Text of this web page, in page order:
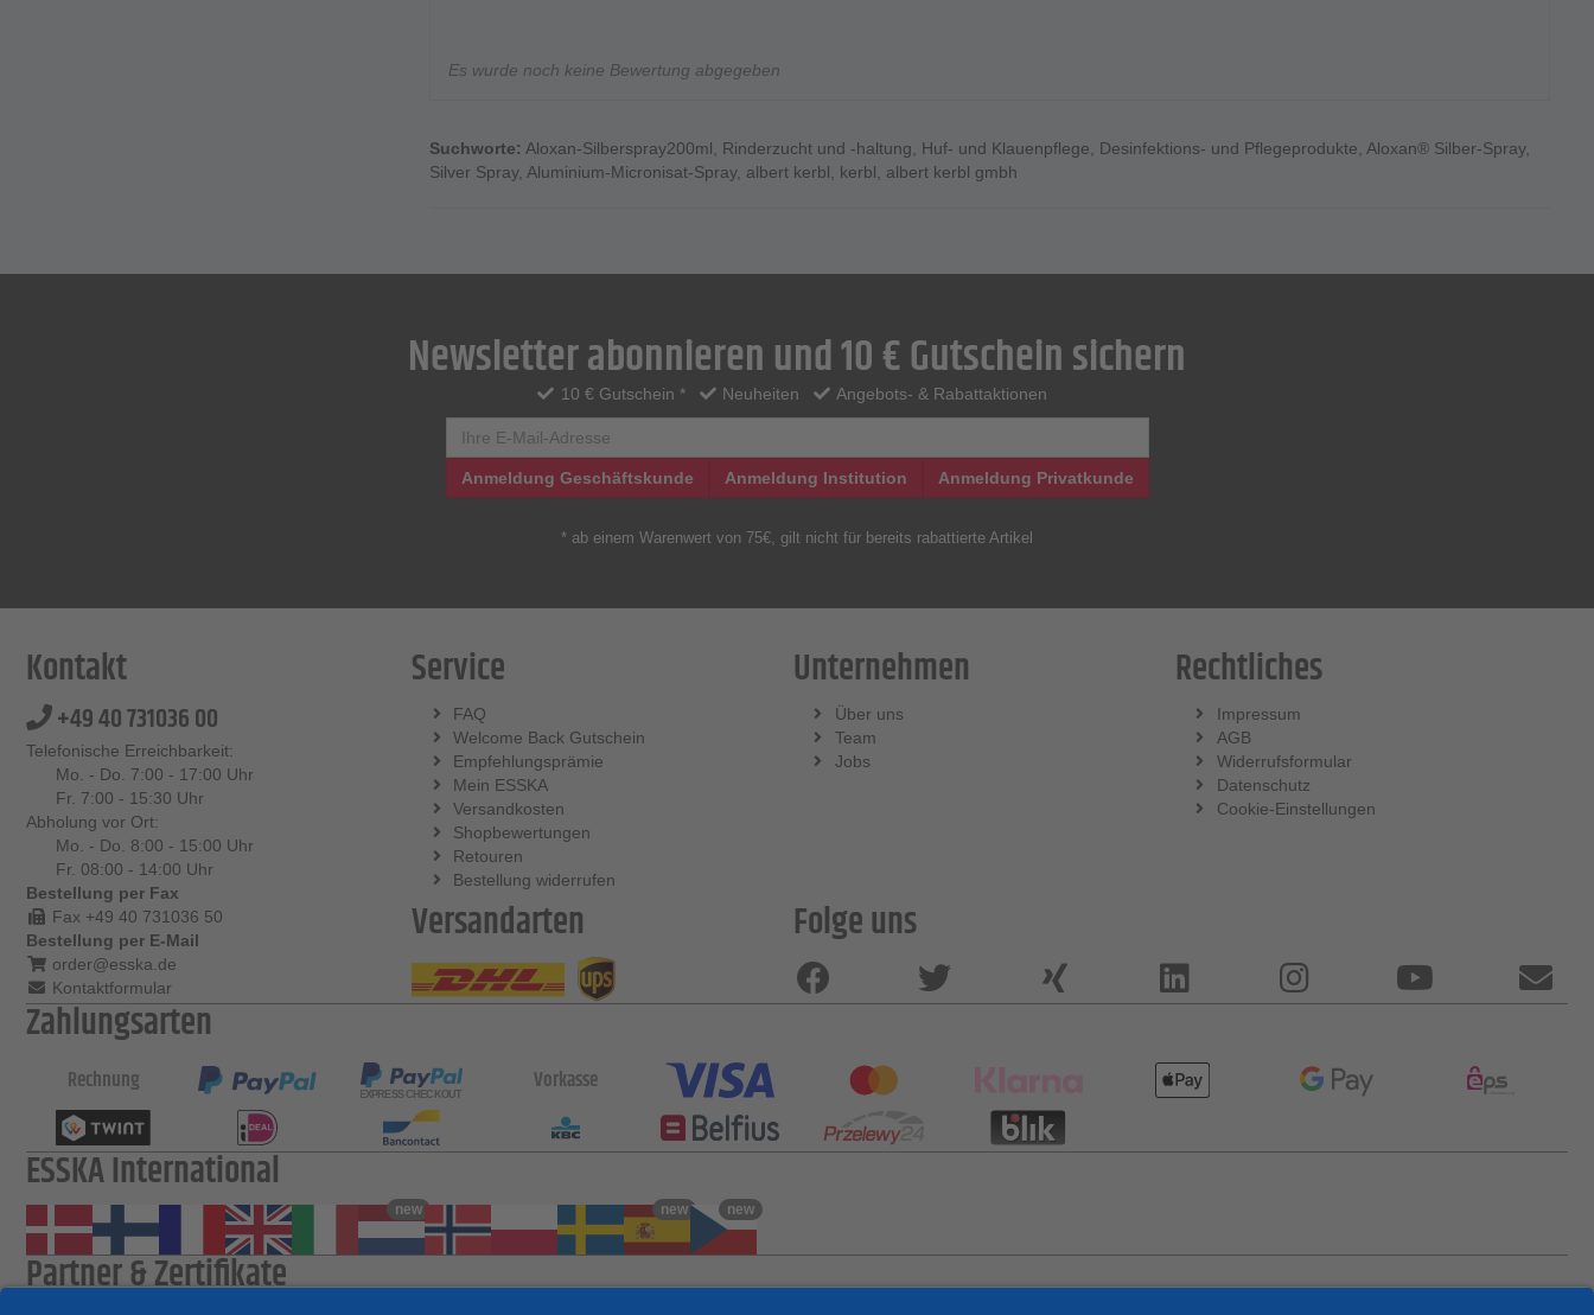
Es wurde noch keine Bewertung abgegeben
Suchworte: Aloxan-Silberspray200ml, Rinderzucht und -haltung, Huf- und Klauenpflege, Desinfektions- und Pflegeprodukte, Aloxan® Silber-Spray,
Silver Spray, Aluminium-Micronisat-Spray, albert kerbl, kerbl, albert kerbl gmbh
Newsletter abonnieren und 10 € Gutschein sichern
10 € Gutschein * Neuheiten Angebots- & Rabattaktionen
Anmeldung Geschäftskunde Anmeldung Institution Anmeldung Privatkunde
* ab einem Warenwert von 75€, gilt nicht für bereits rabattierte Artikel
Kontakt
+49 40 731036 00
Telefonische Erreichbarkeit:
Mo. - Do. 7:00 - 17:00 Uhr
Fr. 7:00 - 15:30 Uhr
Abholung vor Ort:
Mo. - Do. 8:00 - 15:00 Uhr
Fr. 08:00 - 14:00 Uhr
Bestellung per Fax
Fax +49 40 731036 50
Bestellung per E-Mail
order@esska.de
Kontaktformular
Service
FAQ
Welcome Back Gutschein
Empfehlungsprämie
Mein ESSKA
Versandkosten
Shopbewertungen
Retouren
Bestellung widerrufen
Unternehmen
Über uns
Team
Jobs
Rechtliches
Impressum
AGB
Widerrufsformular
Datenschutz
Cookie-Einstellungen
Versandarten
Folge uns
Zahlungsarten
Rechnung Vorkasse
ESSKA International
new new new
Partner & Zertifikate